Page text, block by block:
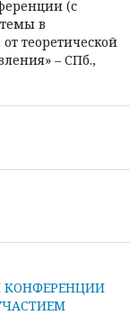
(с
в
теоретической
– СПб.,
КОНФЕРЕНЦИИ